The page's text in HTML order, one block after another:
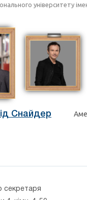
університету
Снайдер
секретаря